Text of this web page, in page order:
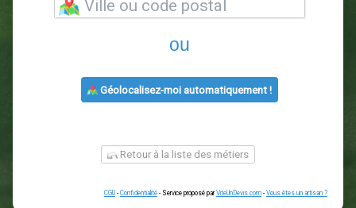
Entrez le code postal ou la
ou